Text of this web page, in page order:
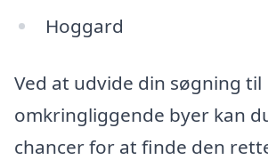
Hoggard
Ved at udvide din søgning til
omkringliggende byer kan
chancer for at finde den